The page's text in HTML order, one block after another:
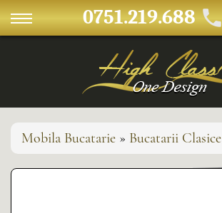
0751.219.688
Mobila Bucatarie » Bucatarii Clasice